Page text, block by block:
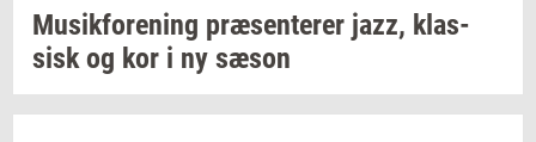
Mu­sik­for­e­ning præ­sen­te­rer jazz, klas­
siskog kor i ny sæson